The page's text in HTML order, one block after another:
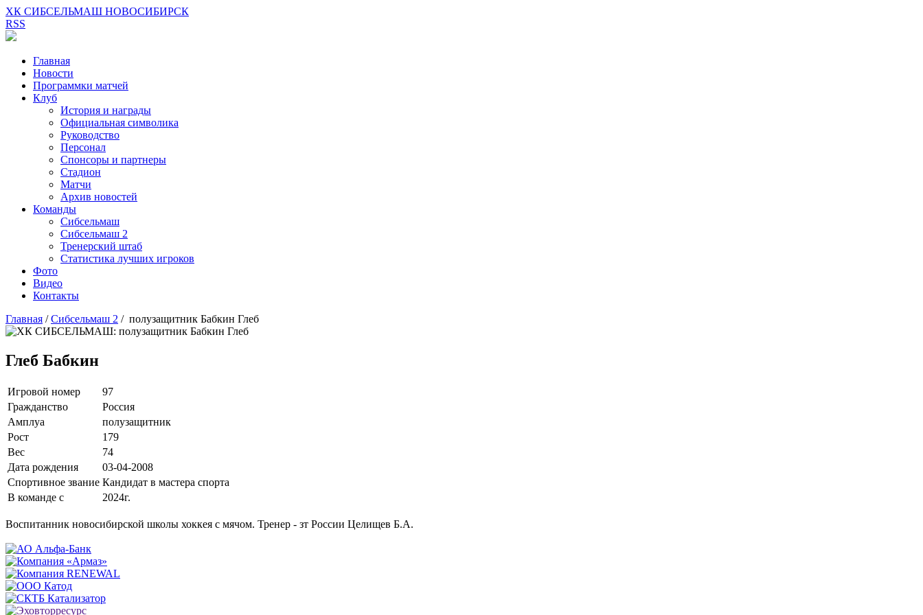
ХК СИБСЕЛЬМАШ НОВОСИБИРСК
RSS
Главная
Новости
Программки матчей
Клуб
История и награды
Официальная символика
Руководство
Персонал
Спонсоры и партнеры
Стадион
Матчи
Архив новостей
Команды
Сибсельмаш
Сибсельмаш 2
Тренерский штаб
Статистика лучших игроков
Фото
Видео
Контакты
Главная /Сибсельмаш 2 / полузащитник Бабкин Глеб
Глеб Бабкин
Игровой номер
97
Гражданство
Россия
Амплуа
полузащитник
Рост
179
Вес
74
Дата рождения
03-04-2008
Спортивное звание Кандидат в мастера спорта
В команде с
2024г.
Воспитанник новосибирской школы хоккея с мячом. Тренер - зт России Целищев Б.А.